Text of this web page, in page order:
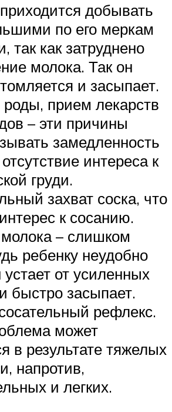
добывать
по его меркам
так как затруднено
молока. Так он
и засыпает.
прием лекарств
– эти причины
замедленность
интереса к
груди.
захват соска, что
к сосанию.
– слишком
ребенку неудобно
устает от усиленных
быстро засыпает.
рефлекс.
может
в результате тяжелых
напротив,
и легких.